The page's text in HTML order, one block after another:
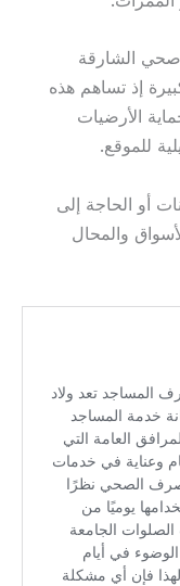
الشارقة
إذ تساهم هذه
الأرضيات
للموقع.
أو الحاجة إلى
والمحال